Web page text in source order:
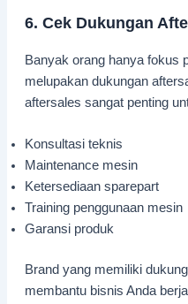
6. Cek Dukungan
Banyak orang hanya fokus
melupakan dukungan
aftersales sangat penting
Konsultasi teknis
Maintenance mesin
Ketersediaan sparepart
Training penggunaan mesin
Garansi produk
Brand yang memiliki
membantu bisnis Anda